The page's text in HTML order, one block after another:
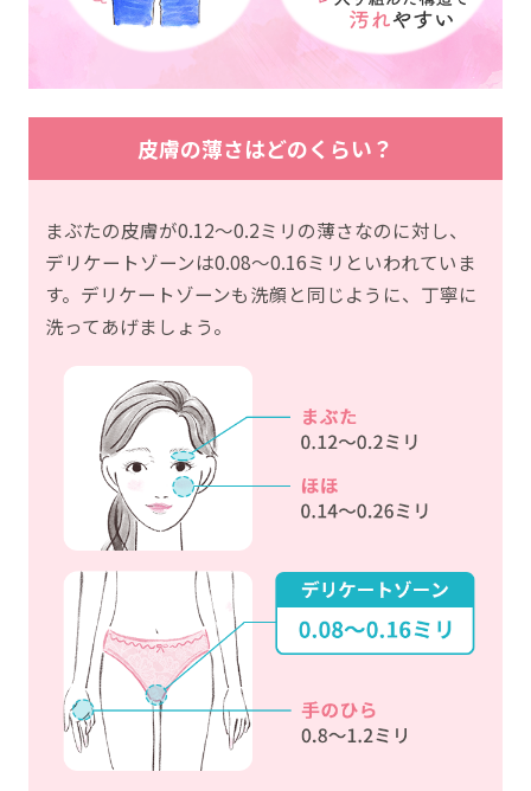
皮膚の薄さはどのくらい？
まぶたの皮膚が0.12～0.2ミリの薄さなのに対し、
デリケートゾーンは0.08～0.16ミリといわれていま
す。デリケートゾーンも洗顔と同じように、丁寧に
洗ってあげましょう。